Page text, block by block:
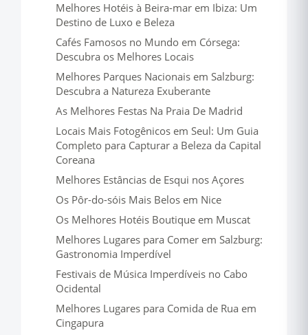
Melhores Hotéis à Beira-mar em Ibiza: Um
Destino de Luxo e Beleza
Cafés Famosos no Mundo em Córsega:
Descubra os Melhores Locais
Melhores Parques Nacionais em Salzburg:
Descubra a Natureza Exuberante
As Melhores Festas Na Praia De Madrid
Locais Mais Fotogênicos em Seul: Um Guia
Completo para Capturar a Beleza da Capital
Coreana
Melhores Estâncias de Esqui nos Açores
Os Pôr-do-sóis Mais Belos em Nice
Os Melhores Hotéis Boutique em Muscat
Melhores Lugares para Comer em Salzburg:
Gastronomia Imperdível
Festivais de Música Imperdíveis no Cabo
Ocidental
Melhores Lugares para Comida de Rua em
Cingapura